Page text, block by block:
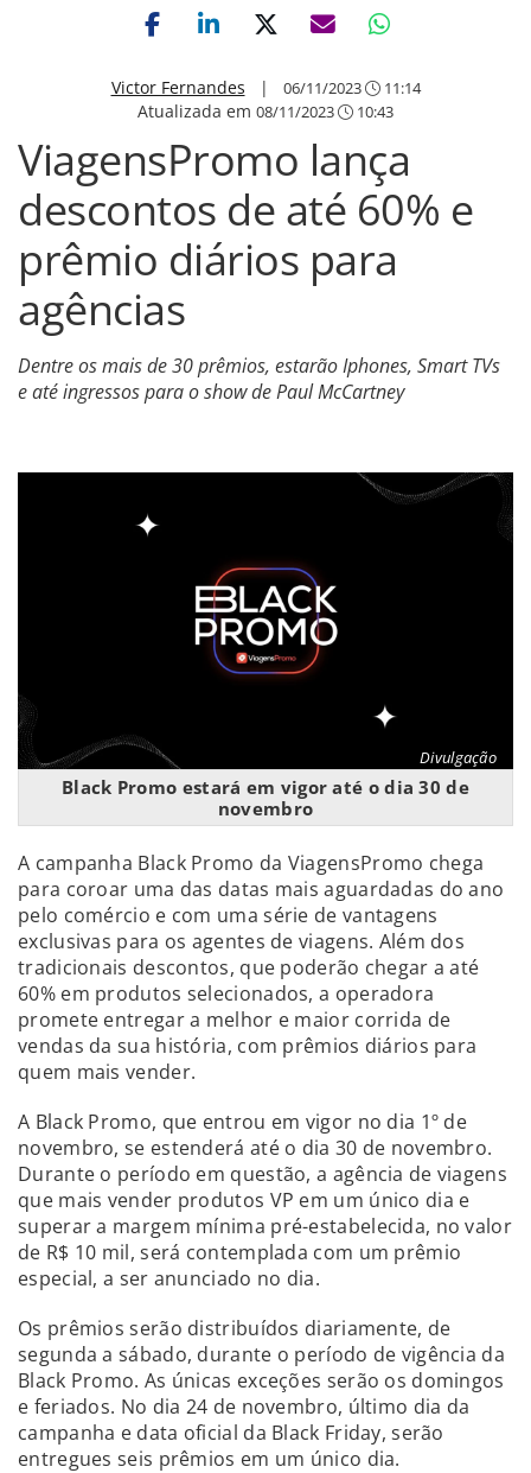
Victor Fernandes | 06/11/2023 11:14
Atualizada em 08/11/2023 10:43
ViagensPromo lança
descontos de até 60% e
prêmio diários para
agências
Dentre os mais de 30 prêmios, estarão Iphones, Smart TVs
e até ingressos para o show de Paul McCartney
Divulgação
Black Promo estará em vigor até o dia 30 de
novembro
A campanha Black Promo da ViagensPromo chega
para coroar uma das datas mais aguardadas do ano
pelo comércio e com uma série de vantagens
exclusivas para os agentes de viagens. Além dos
tradicionais descontos, que poderão chegar a até
60% em produtos selecionados, a operadora
promete entregar a melhor e maior corrida de
vendas da sua história, com prêmios diários para
quem mais vender.
A Black Promo, que entrou em vigor no dia 1º de
novembro, se estenderá até o dia 30 de novembro.
Durante o período em questão, a agência de viagens
que mais vender produtos VP em um único dia e
superar a margem mínima pré-estabelecida, no valor
de R$ 10 mil, será contemplada com um prêmio
especial, a ser anunciado no dia.
Os prêmios serão distribuídos diariamente, de
segunda a sábado, durante o período de vigência da
Black Promo. As únicas exceções serão os domingos
e feriados. No dia 24 de novembro, último dia da
campanha e data oficial da Black Friday, serão
entregues seis prêmios em um único dia.